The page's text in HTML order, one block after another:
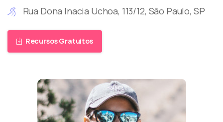
Rua Dona Inacia Uchoa, 113/12, São Paulo, SP
Recursos Gratuitos